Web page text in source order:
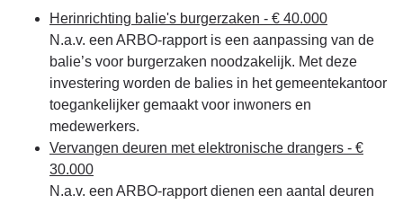
Herinrichting balie's burgerzaken - € 40.000
N.a.v. een ARBO-rapport is een aanpassing van de
balie’s voor burgerzaken noodzakelijk. Met deze
investering worden de balies in het gemeentekantoor
toegankelijker gemaakt voor inwoners en
medewerkers.
Vervangen deuren met elektronische drangers - €
30.000
N.a.v. een ARBO-rapport dienen een aantal deuren